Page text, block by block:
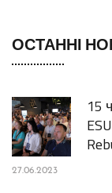
ОСТАННІ
15
27.06.2023